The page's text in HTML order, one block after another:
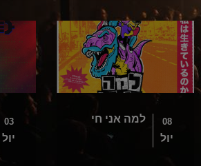
08
יול
למה אני חי 03
יול